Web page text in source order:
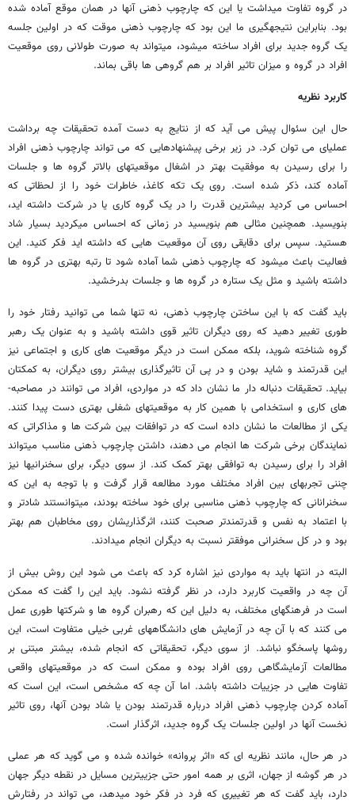
در گروه تفاوت می­داشت یا این که چارچوب ذهنی آنها در همان موقع آماده شده
بود. بنابراین نتیجه­گیری ما این بود که چارچوب ذهنی موقت که در اولین جلسه
یک گروه جدید برای افراد ساخته می­شود، می­تواند به صورت طولانی روی موقعیت
افراد در گروه و میزان تاثیر افراد بر هم­ گروهی­ ها باقی بماند.
کاربرد نظریه
حال این سئوال پیش می ­آید که از نتایج به دست آمده تحقیقات چه برداشت
عملی­ای می­ توان کرد. در زیر برخی پیشنهادهایی که می­ تواند چارچوب ذهنی افراد
را برای رسیدن به موفقیت بهتر در اشغال موقعیتهای بالاتر گروه ­ها و جلسات
آماده کند، ذکر شده است. روی یک تکه کاغذ، خاطرات خود را از لحظاتی که
احساس می ­کردید بیشترین قدرت را در یک گروه کاری یا در شرکت داشته ­اید،
بنویسید. همچنین مثالی هم بنویسید در زمانی که احساس می­کردید بسیار شاد
هستید. سپس برای دقایقی روی آن موقعیت هایی که داشته­ اید فکر کنید. این
فعالیت باعث می­شود که چارچوب ذهنی شما آماده شود تا رتبه بهتری در گروه ­ها
داشته باشید و مثل یک ستاره در گروه­ ها و جلسات بدرخشید.
باید گفت که با این ساختن چارچوب ذهنی، نه تنها شما می­ توانید رفتار خود را
طوری تغییر دهید که روی دیگران تاثیر قوی داشته باشید و به عنوان یک رهبر
گروه شناخته شوید، بلکه ممکن است در دیگر موقعیت های کاری و اجتماعی نیز
این قدرتمند و شاید بودن و در پی آن تاثیرگذاری بیشتر روی دیگران، به کمکتان
بیاید. تحقیقات دنباله­ دار ما نشان داد که در مواردی، افراد می­ توانند در مصاحبه­
های کاری و استخدامی با همین کار به موقعیتهای شغلی بهتری دست پیدا کنند.
یکی از مطالعات ما نشان داده است که در توافقات بین شرکت ها و مذاکراتی که
نمایندگان برخی شرکت ها انجام می­ دهند، داشتن چارچوب ذهنی مناسب می­تواند
افراد را برای رسیدن به توافقی بهتر کمک کند. از سوی دیگر، برای سخنرانی­ها نیز
چننی تجربه­ای بین افراد مختلف مورد مطالعه قرار گرفت و با توجه به این که
سخنرانانی که چارچوب ذهنی مناسبی برای خود ساخته بودند، می­توانستند شادتر و
با اعتماد به نفس و قدرتمندتر صحبت کنند، اثرگذاریشان روی مخاطبان هم بهتر
بود و در کل سخنرانی موفق­تر نسبت به دیگران انجام می­دادند.
البته در انتها باید به مواردی نیز اشاره کرد که باعث می­ شود این روش بیش از
آن چه در واقعیت کاربرد دارد، در نظر گرفته نشود. باید این را گفت که ممکن
است در فرهنگهای مختلف، به دلیل این که رهبران گروه­ ها و شرکتها طوری عمل
می ­کنند که با آن چه در آزمایش های دانشگاههای غربی خیلی متفاوت است، این
روشها پاسخگو نباشد. از سوی دیگر، تحقیقاتی که انجام شده، بیشتر مبتنی بر
مطالعات آزمایشگاهی روی افراد بوده و ممکن است که در موقعیتهای واقعی
تفاوت هایی در جزییات داشته باشد. اما آن چه که مشخص است، این است که
آماده کردن چارچوب ذهنی افراد درباره قدرتمند بودن یا شاد بودن آنها، روی تاثیر
نخست آنها در اولین جلسات یک گروه جدید، اثرگذار است.
در هر حال، مانند نظریه ­ای که «اثر پروانه­» خوانده شده و می ­گوید که هر عملی
در هر گوشه از جهان، اثری بر همه امور حتی جزیی­ترین مسایل در نقطه دیگر جهان
دارد، باید گفت که هر تغییری که فرد در فکر خود می­دهد، می­ تواند در رفتارش